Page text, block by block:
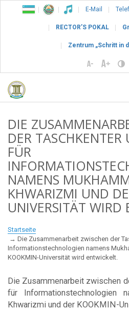
E-Mail
RECTOR’S POKAL
Zentrum „Schritt in
DIE
DER TASCHKENTER
FÜR
NAMENS
KHWARIZMI UND
UNIVERSITÄT WIRD
Startseite
Die Zusammenarbeit zwischen der
Informationstechnologien namens
KOOKMIN-Universität wird entwickelt.
Die Zusammenarbeit zwischen
für Informationstechnologien
Khwarizmi und der KOOKMIN-